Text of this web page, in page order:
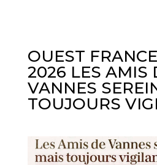
OUEST
2026 LES AMIS
VANNES
TOUJOURS